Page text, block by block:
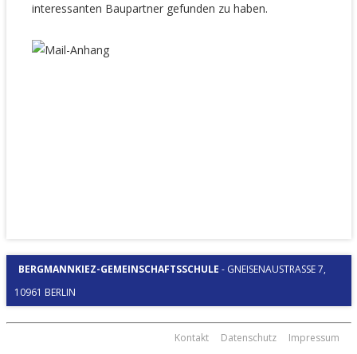
interessanten Baupartner gefunden zu haben.
BERGMANNKIEZ-GEMEINSCHAFTSSCHULE - GNEISENAUSTRASSE 7, 1
0961 BERLIN
Kontakt Datenschutz Impressum